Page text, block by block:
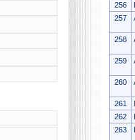
256
257
258
259
260
261
262
263